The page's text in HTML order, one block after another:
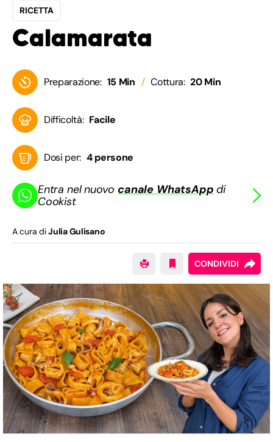
RICETTA
Calamarata
Preparazione: 15 Min Cottura: 20 Min
Difficoltà: Facile
Dosi per: 4 persone
Entra nel nuovocanale WhatsApp di
Cookist
A cura diJulia Gulisano
CONDIVIDI